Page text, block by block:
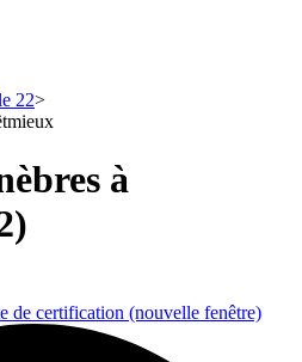
22
à
de certification (nouvelle fenêtre)